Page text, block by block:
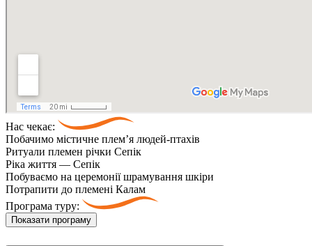
Нас чекає:
Побачимо містичне плем’я людей-птахів
Ритуали племен річки Сепік
Ріка життя — Сепік
Побуваємо на церемонії шрамування шкіри
Потрапити до племені Калам
Програма туру:
Показати програму